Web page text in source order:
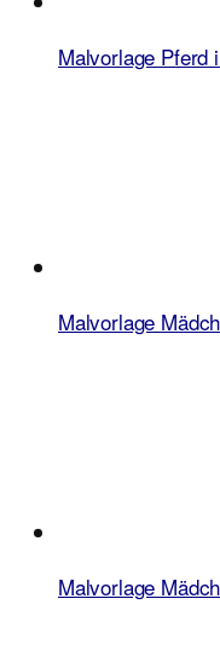
Malvorlage Pferd
Malvorlage
Malvorlage